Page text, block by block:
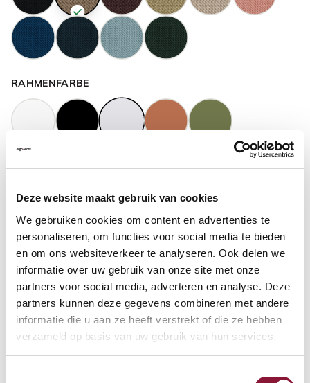
Deze website maakt gebruik van cookies
We gebruiken cookies om content en advertenties te
personaliseren, om functies voor social media te bieden
en om ons websiteverkeer te analyseren. Ook delen we
informatie over uw gebruik van onze site met onze
partners voor social media, adverteren en analyse. Deze
partners kunnen deze gegevens combineren met andere
informatie die u aan ze heeft verstrekt of die ze hebben
verzameld op basis van uw gebruik van hun services.
RAHMENFARBE
GASFEDERHÖHE
BODENKONTAKT
FUSSRING ?